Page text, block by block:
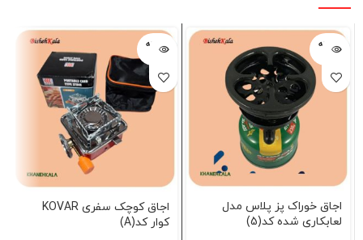
فروخته
شده
اجاق خوراک پز پلاس مدل
لعابکاری شده کد(5)
فروخته
شده
اجاق کوچک سفری KOVAR
کوار کد(A)